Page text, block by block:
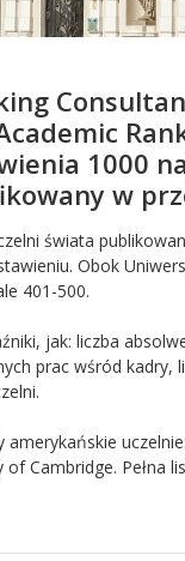
1000
w
świata
Obok
401-500.
jak: liczba
prac wśród kadry,
Cambridge. Pełna